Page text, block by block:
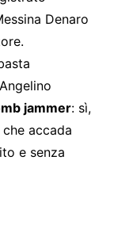
Denaro
jammer: sì,
accada
e senza